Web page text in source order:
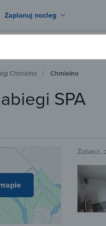
Zaplanuj nocleg
Chmielno Chmielno
SPA
Zobacz,